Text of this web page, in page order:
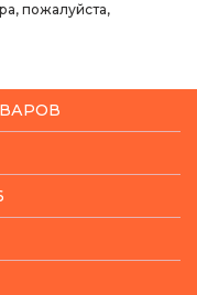
пожалуйста,